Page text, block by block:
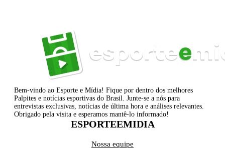
Bem-vindo ao Esporte e Mídia! Fique por dentro dos melhores
Palpites e notícias esportivas do Brasil. Junte-se a nós para
entrevistas exclusivas, notícias de última hora e análises relevantes.
Obrigado pela visita e esperamos mantê-lo informado!
ESPORTEEMIDIA
Nossa equipe